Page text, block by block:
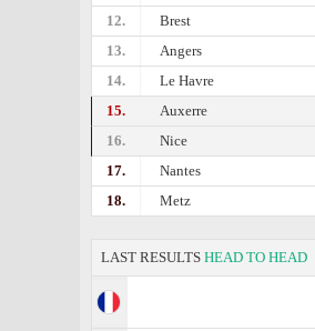
12.
Brest
13.
Angers
14.
Le Havre
15.
Auxerre
16.
Nice
17.
Nantes
18.
Metz
LAST RESULTS HEAD TO HEAD